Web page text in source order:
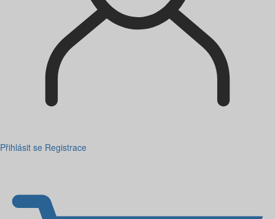
Přihlásit se Registrace